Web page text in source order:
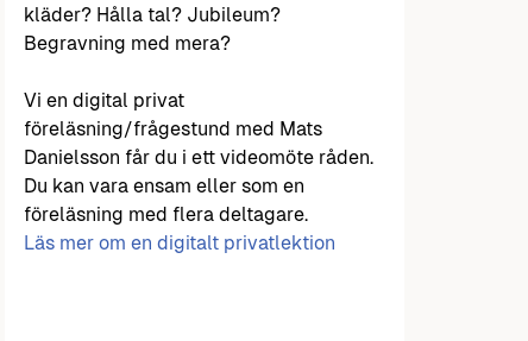
kläder? Hålla tal? Jubileum?
Begravning med mera?
Vi en digital privat
föreläsning/frågestund med Mats
Danielsson får du i ett videomöte råden.
Du kan vara ensam eller som en
föreläsning med flera deltagare.
Läs mer om en digitalt privatlektion